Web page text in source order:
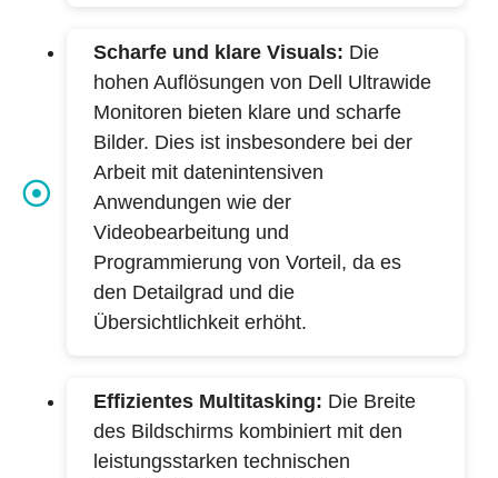
Scharfe und klare Visuals: Die
hohen Auflösungen von Dell Ultrawide
Monitoren bieten klare und scharfe
Bilder. Dies ist insbesondere bei der
Arbeit mit datenintensiven
Anwendungen wie der
Videobearbeitung und
Programmierung von Vorteil, da es
den Detailgrad und die
Übersichtlichkeit erhöht.
Effizientes Multitasking: Die Breite
des Bildschirms kombiniert mit den
leistungsstarken technischen